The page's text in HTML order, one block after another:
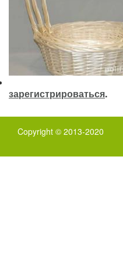
зарегистрироваться.
Copyright © 2013-2020